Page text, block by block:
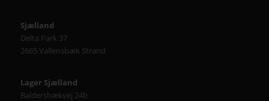
Sjælland
Delta Park 37
2665 Vallensbæk Strand
Lager Sjælland
Baldersbækvej 24b